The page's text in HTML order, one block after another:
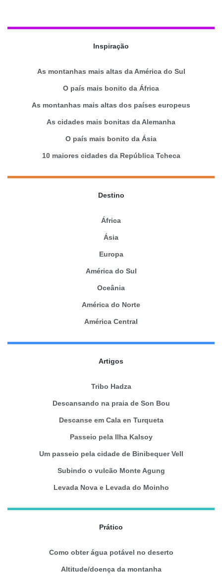
Inspiração
As montanhas mais altas da América do Sul
O país mais bonito da África
As montanhas mais altas dos países europeus
As cidades mais bonitas da Alemanha
O país mais bonito da Ásia
10 maiores cidades da República Tcheca
Destino
África
Ásia
Europa
América do Sul
Oceânia
América do Norte
América Central
Artigos
Tribo Hadza
Descansando na praia de Son Bou
Descanse em Cala en Turqueta
Passeio pela Ilha Kalsoy
Um passeio pela cidade de Binibequer Vell
Subindo o vulcão Monte Agung
Levada Nova e Levada do Moinho
Prático
Como obter água potável no deserto
Altitude/doença da montanha